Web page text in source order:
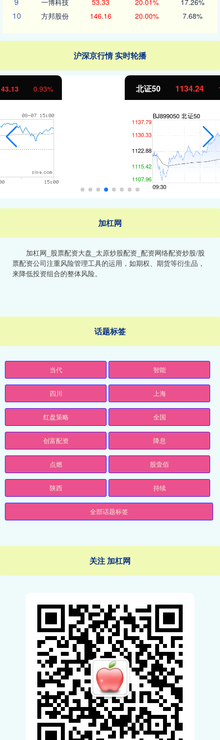
一博科技 53.33 20.01% 17.26%
10 方邦股份 146.16 20.00% 7.68%
沪深京行情 实时轮播
北证50 11.37 1.01%
加杠网
加杠网_股票配资大盘_太原炒股配资_配资网络配资炒股/股
票配资公司注重风险管理工具的运用，如期权、期货等衍生品，
来降低投资组合的整体风险。
话题标签
当代 智能
四川 上海
红盘策略 全国
创富配资 降息
点燃 股壹佰
陕西 持续
全部话题标签
关注 加杠网